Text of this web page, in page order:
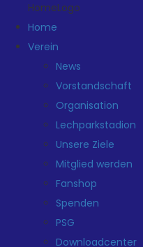
HomeLogo
Home
Verein
News
Vorstandschaft
Organisation
Lechparkstadion
Unsere Ziele
Mitglied werden
Fanshop
Spenden
PSG
Downloadcenter